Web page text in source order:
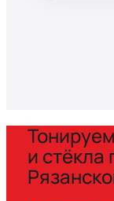
и стёкла